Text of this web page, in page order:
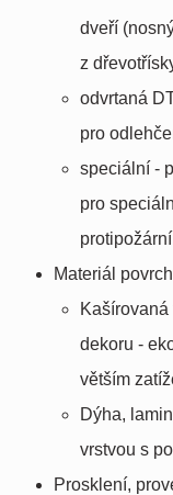
dveří
z
odvrtaná
pro
speciální -
pro
Materiál
dekoru -
větším
Dýha,
vrstvou s
Prosklení,